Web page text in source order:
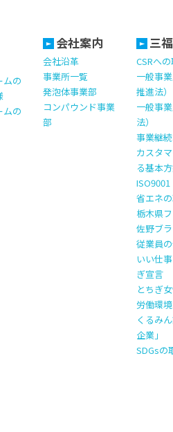
ムの
ムの
会社案内
会社沿革
事業所一覧
発泡体事業部
コンパウンド事業
部
三
CSRへ
一般事
推進法）
一般事
法）
事業継
カスタ
る基本
省エネ
栃木県
佐野ブ
従業員
いい仕
ぎ宣言
とちぎ
労働環
くるみ
企業」
SDGsの